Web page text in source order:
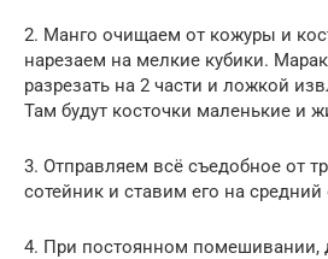
2. Манго очищаем от кожуры и
нарезаем на мелкие кубики.
разрезать на 2 части и ложкой
Там будут косточки маленькие и
3. Отправляем всё съедобное от
сотейник и ставим его на средний
4. При постоянном помешивании,